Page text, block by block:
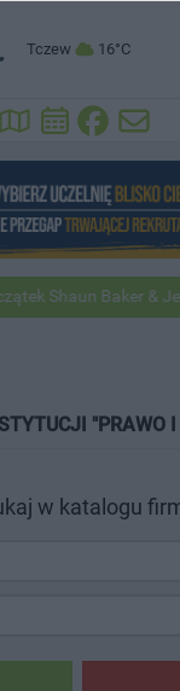
Tczew 16°C
Shaun Baker &
"PRAWO
w katalogu